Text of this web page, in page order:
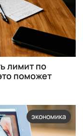
лимит по
поможет
экономика